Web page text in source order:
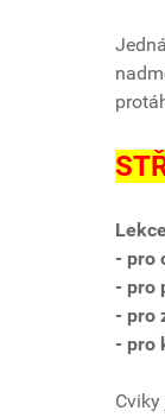
- pro
- pro
- pro
- pro